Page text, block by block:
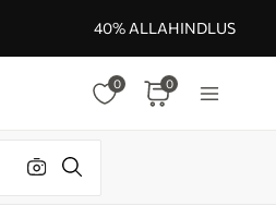
40% ALLAHINDLUS
0 0